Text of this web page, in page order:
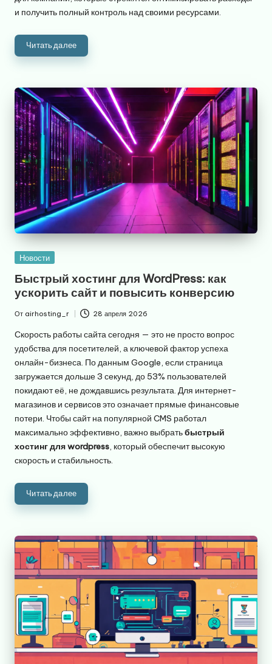
и получить полный контроль над своими ресурсами.
Читать далее
Опубликовано
Новости
Быстрый хостинг для WordPress: как
ускорить сайт и повысить конверсию
Запись
от
От airhosting_r 28 апреля 2026
Скорость работы сайта сегодня — это не просто вопрос
удобства для посетителей, а ключевой фактор успеха
онлайн-бизнеса. По данным Google, если страница
загружается дольше 3 секунд, до 53% пользователей
покидают её, не дождавшись результата. Для интернет-
магазинов и сервисов это означает прямые финансовые
потери. Чтобы сайт на популярной CMS работал
максимально эффективно, важно выбратьбыстрый
хостинг для wordpress, который обеспечит высокую
скорость и стабильность.
Читать далее